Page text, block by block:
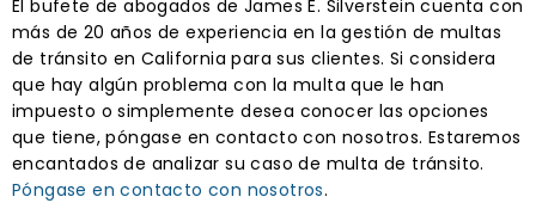
El bufete de abogados de James E. Silverstein cuenta con
más de 20 años de experiencia en la gestión de multas
de tránsito en California para sus clientes. Si considera
que hay algún problema con la multa que le han
impuesto o simplemente desea conocer las opciones
que tiene, póngase en contacto con nosotros. Estaremos
encantados de analizar su caso de multa de tránsito.
Póngase en contacto con nosotros.